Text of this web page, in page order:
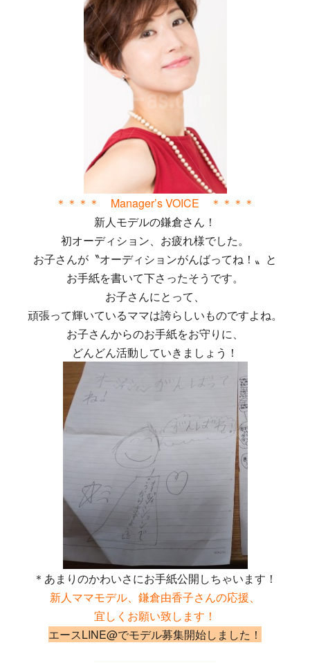
＊＊＊＊ Manager’s VOICE ＊＊＊＊
新人モデルの鎌倉さん！
初オーディション、お疲れ様でした。
お子さんが〝オーディションがんばってね！〟と
お手紙を書いて下さったそうです。
お子さんにとって、
頑張って輝いているママは誇らしいものですよね。
お子さんからのお手紙をお守りに、
どんどん活動していきましょう！
＊あまりのかわいさにお手紙公開しちゃいます！
新人ママモデル、鎌倉由香子さんの応援、
宜しくお願い致します！
エースLINE@でモデル募集開始しました！